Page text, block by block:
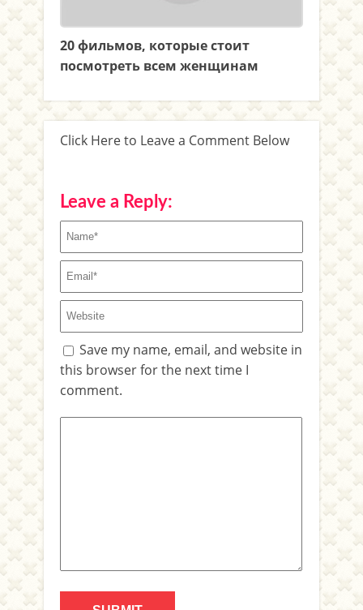
20 фильмов, которые стоит
посмотреть всем женщинам
Click Here to Leave a Comment Below
Leave a Reply:
Save my name, email, and website in
this browser for the next time I
comment.